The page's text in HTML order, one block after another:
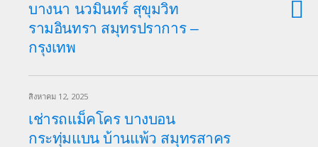
บางนา นวมินทร์ สุขุมวิท
รามอินทรา สมุทรปราการ –
กรุงเทพ
สิงหาคม 12, 2025
เช่ารถแม็คโคร บางบอน
กระทุ่มแบน บ้านแพ้ว สมุทรสาคร